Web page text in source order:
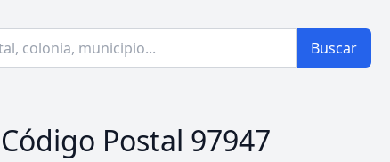
Buscar
Código Postal 97947